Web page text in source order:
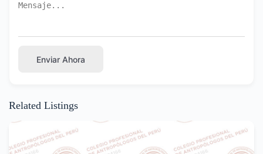
Enviar Ahora
Related Listings